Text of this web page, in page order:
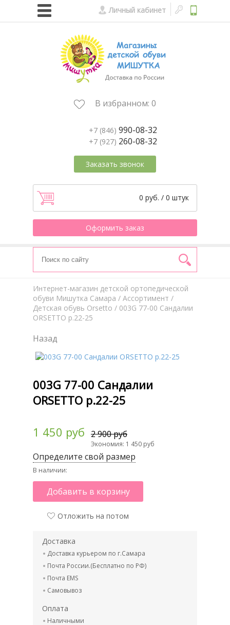
Личный кабинет
В избранном: 0
+7 (846) 990-08-32
+7 (927) 260-08-32
Заказать звонок
0 руб. / 0 штук
Оформить заказ
Интернет-магазин детской ортопедической
обуви Мишутка Самара / Aссортимент /
Детская обувь Orsetto / 003G 77-00 Сандалии
ORSETTO р.22-25
Назад
003G 77-00 Сандалии
ORSETTO р.22-25
1 450 руб 2 900 руб
Экономия: 1 450 руб
Определите свой размер
В наличии:
Добавить в корзину
Отложить на потом
Доставка
Доставка курьером по г.Самара
Почта России.(Бесплатно по РФ)
Почта EMS
Самовывоз
Оплата
Наличными